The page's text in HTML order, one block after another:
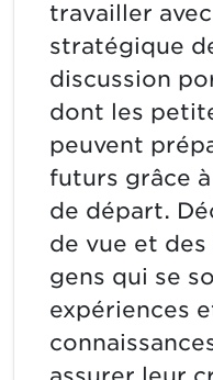
travailler
stratégique
discussion
dont les
peuvent
futurs grâce
de départ.
de vue et
gens qui se
expériences